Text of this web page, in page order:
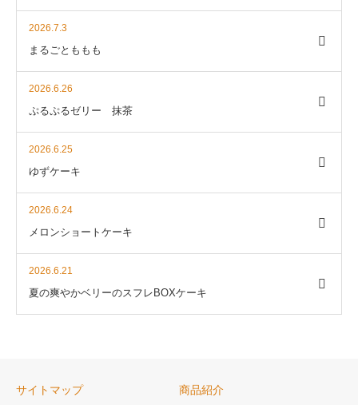
2026.7.3
まるごとももも
2026.6.26
ぷるぷるゼリー 抹茶
2026.6.25
ゆずケーキ
2026.6.24
メロンショートケーキ
2026.6.21
夏の爽やかベリーのスフレBOXケーキ
サイトマップ 商品紹介